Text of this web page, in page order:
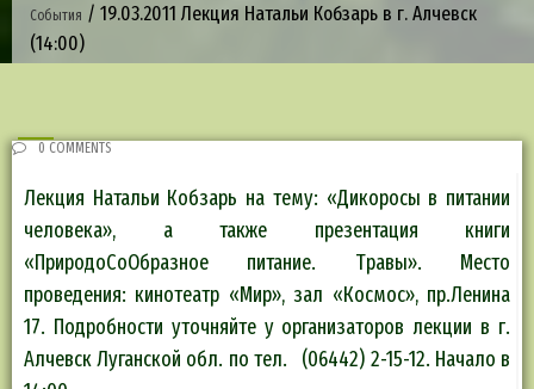
События / 19.03.2011 Лекция Натальи Кобзарь в г. Алчевск
(14:00)
0 COMMENTS
Лекция Натальи Кобзарь на тему: «Дикоросы в питании
человека», а также презентация книги
«ПриродоСоОбразное питание. Травы». Место
проведения: кинотеатр «Мир», зал «Космос», пр.Ленина
17. Подробности уточняйте у организаторов лекции в г.
Алчевск Луганской обл. по тел. (06442) 2-15-12. Начало в